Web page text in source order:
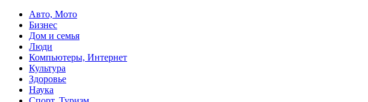
Авто, Мото
Бизнес
Дом и семья
Люди
Компьютеры, Интернет
Культура
Здоровье
Наука